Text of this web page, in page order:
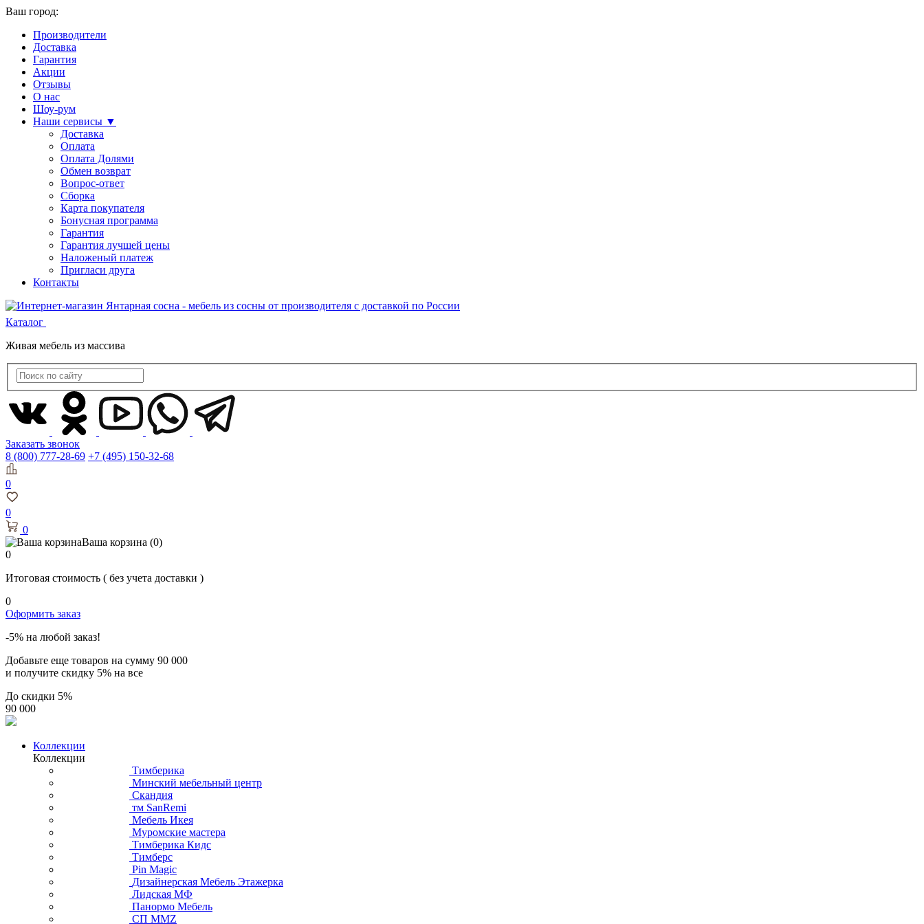
Ваш город:
Производители
Доставка
Гарантия
Акции
Отзывы
О нас
Шоу-рум
Наши сервисы ▼
Доставка
Оплата
Оплата Долями
Обмен возврат
Вопрос-ответ
Сборка
Карта покупателя
Бонусная программа
Гарантия
Гарантия лучшей цены
Наложеный платеж
Пригласи друга
Контакты
Каталог
Живая мебель из массива
Заказать звонок
8 (800) 777-28-69 +7 (495) 150-32-68
0
0
0
Ваша корзина (0)
0
Итоговая стоимость ( без учета доставки )
0
Оформить заказ
-5% на любой заказ!
Добавьте еще товаров на сумму 90 000
и получите скидку 5% на все
До скидки 5%
90 000
Коллекции
Коллекции
Тимберика
Минский мебельный центр
Скандия
тм SanRemi
Мебель Икея
Муромские мастера
Тимберика Кидс
Тимберс
Pin Magic
Дизайнерская Мебель Этажерка
Лидская МФ
Панормо Мебель
СП ММZ